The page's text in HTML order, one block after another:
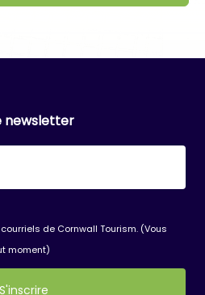
newsletter
de Cornwall Tourism. (Vous
moment)